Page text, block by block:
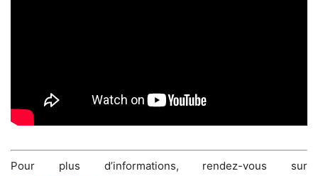
Pour plus d’informations, rendez-vous sur